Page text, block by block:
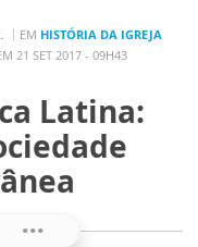
EM HISTÓRIA DA IGREJA
21 SET 2017 - 09H43
Latina: